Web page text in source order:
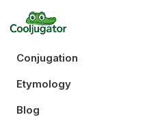
Conjugation
Etymology
Blog